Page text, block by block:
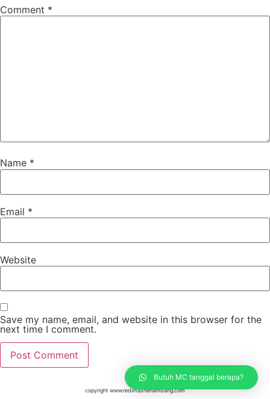
Comment *
Name *
Email *
Website
Save my name, email, and website in this browser for the
next time I comment.
copyright www.redimasherlambang.com
Butuh MC tanggal berapa?